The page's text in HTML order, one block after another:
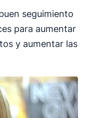
seguimiento
para aumentar
y aumentar las